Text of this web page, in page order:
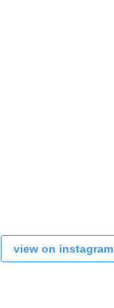
view on instagram